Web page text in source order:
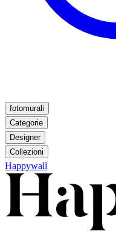
fotomurali
Categorie
Designer
Collezioni
Happywall